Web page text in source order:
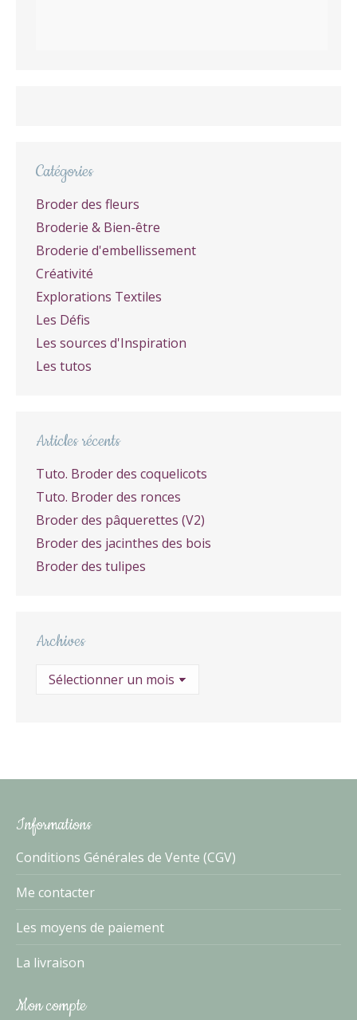
Catégories
Broder des fleurs
Broderie & Bien-être
Broderie d'embellissement
Créativité
Explorations Textiles
Les Défis
Les sources d'Inspiration
Les tutos
Articles récents
Tuto. Broder des coquelicots
Tuto. Broder des ronces
Broder des pâquerettes (V2)
Broder des jacinthes des bois
Broder des tulipes
Archives
Archives
Informations
Conditions Générales de Vente (CGV)
Me contacter
Les moyens de paiement
La livraison
Mon compte